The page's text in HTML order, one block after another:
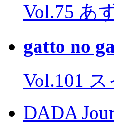
Vol.75 あ
gatto no
Vol.101
DADA